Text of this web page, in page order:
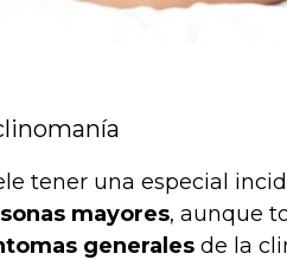
tener una especial
mayores, aunque
generales de la